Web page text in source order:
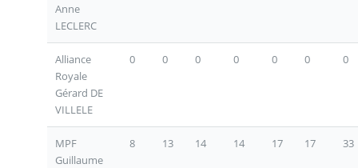
Anne
LECLERC
Alliance
Royale
Gérard DE
VILLELE
0 0 0 0 0 0 0
MPF
Guillaume
8 13 14 14 17 17 33